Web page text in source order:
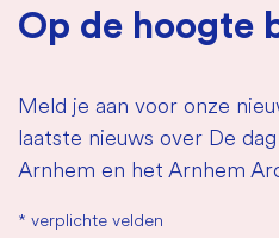
Op de hoogte
Meld je aan voor onze
laatste nieuws over De
Arnhem en het Arnhem
* verplichte velden